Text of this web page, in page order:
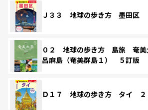
Ｊ３３ 地球の歩き方 墨田区
０２ 地球の歩き方 島旅 奄
呂麻島（奄美群島１） ５訂版
Ｄ１７ 地球の歩き方 タイ ２